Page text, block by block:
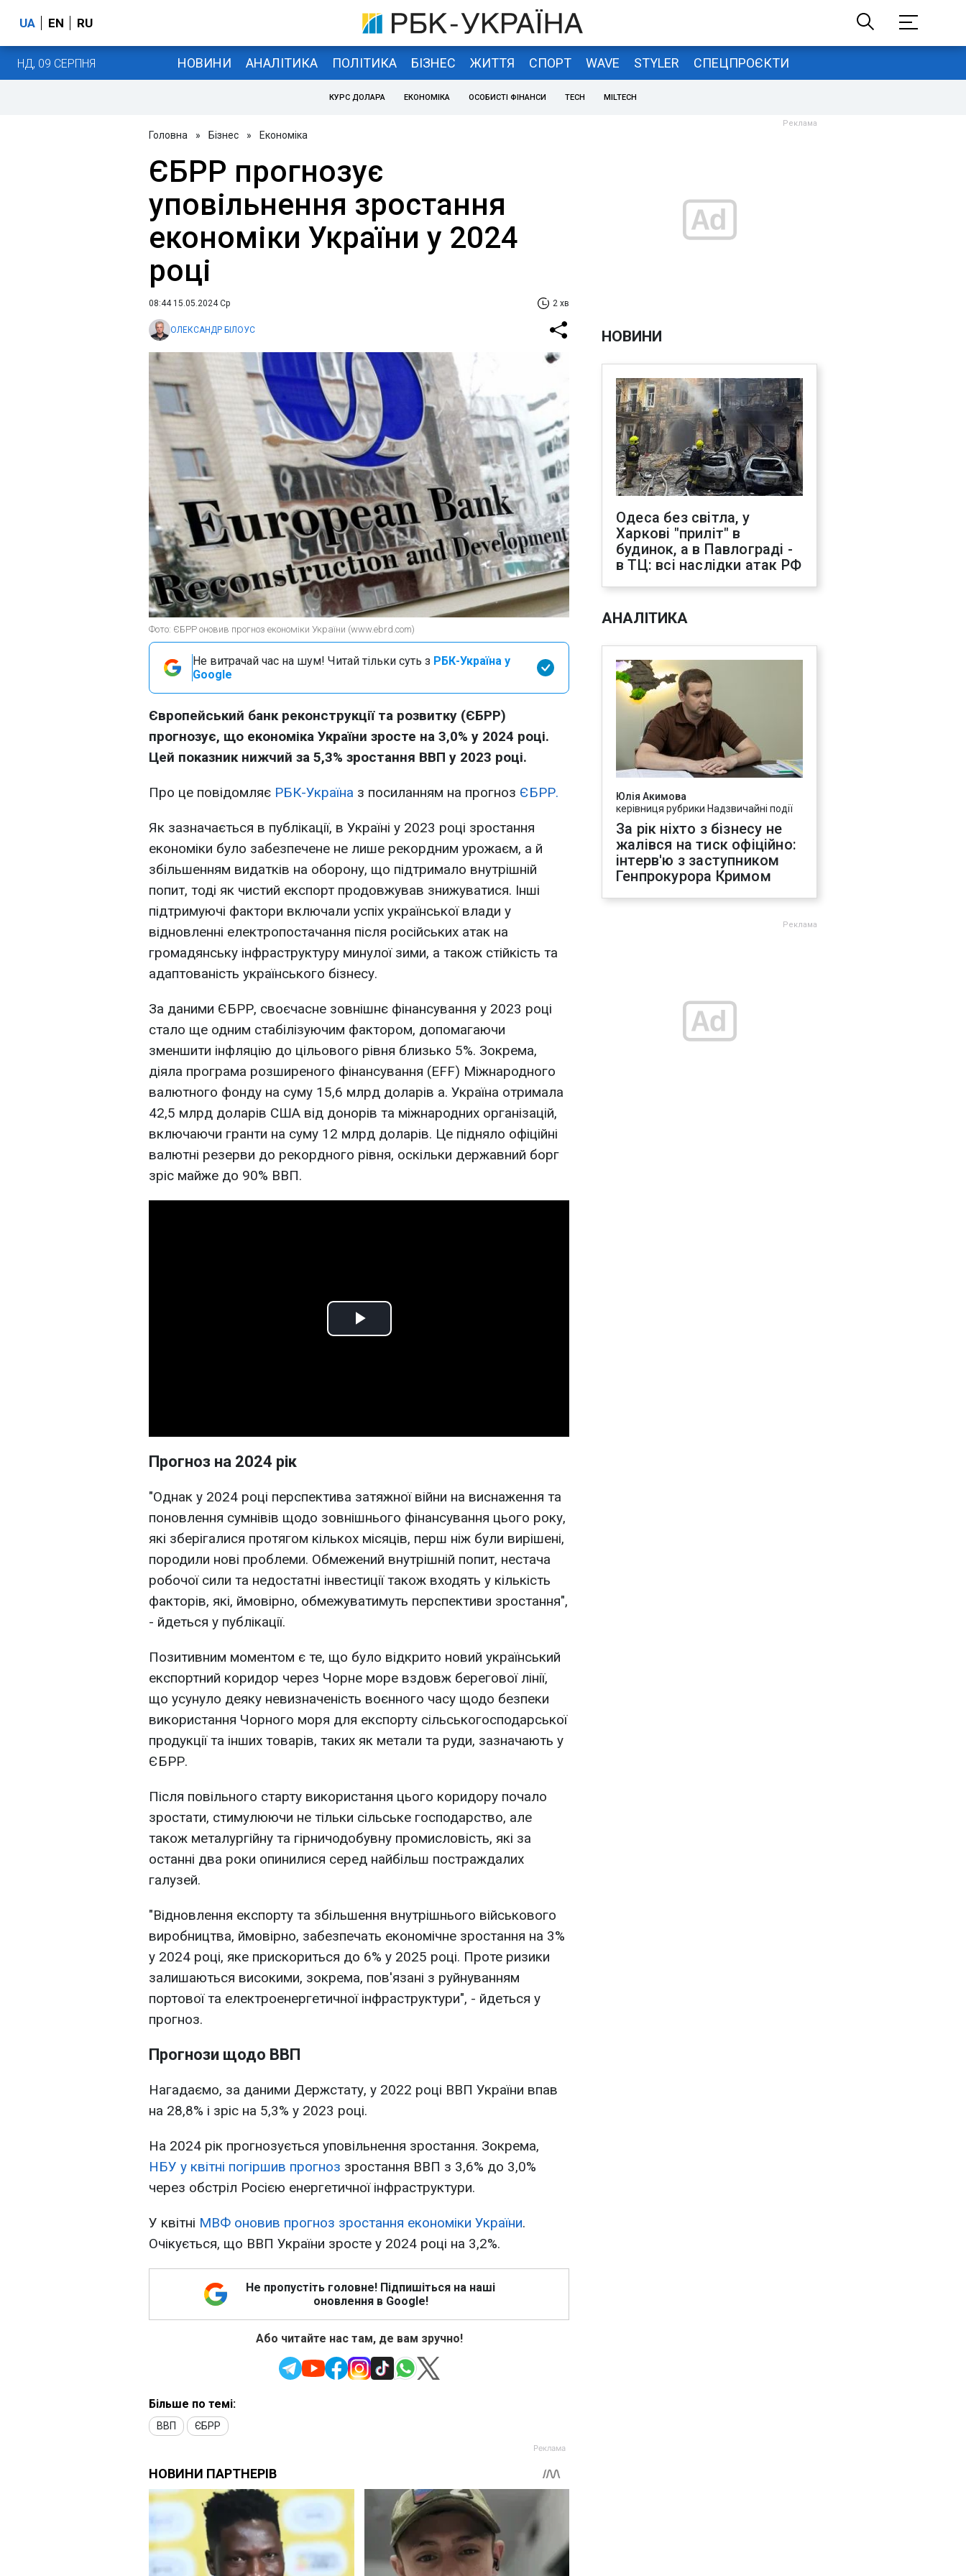
UA EN RU
НД, 09 СЕРПНЯ НОВИНИ АНАЛІТИКА ПОЛІТИКА БІЗНЕС ЖИТТЯ СПОРТ WAVE STYLER СПЕЦПРОЄКТИ
КУРС ДОЛАРА ЕКОНОМІКА ОСОБИСТІ ФІНАНСИ TECH MILTECH
Головна » Бізнес » Економіка
ЄБРР прогнозує
уповільнення зростання
економіки України у 2024
році
08:44 15.05.2024 Ср 2 хв
ОЛЕКСАНДР БІЛОУС
Фото: ЄБРР оновив прогноз економіки України (www.ebrd.com)
Не витрачай час на шум! Читай тільки суть з РБК-Україна у
Google
Європейський банк реконструкції та розвитку (ЄБРР)
прогнозує, що економіка України зросте на 3,0% у 2024 році.
Цей показник нижчий за 5,3% зростання ВВП у 2023 році.
Про це повідомляє РБК-Україна з посиланням на прогноз ЄБРР.
Як зазначається в публікації, в Україні у 2023 році зростання
економіки було забезпечене не лише рекордним урожаєм, а й
збільшенням видатків на оборону, що підтримало внутрішній
попит, тоді як чистий експорт продовжував знижуватися. Інші
підтримуючі фактори включали успіх української влади у
відновленні електропостачання після російських атак на
громадянську інфраструктуру минулої зими, а також стійкість та
адаптованість українського бізнесу.
За даними ЄБРР, своєчасне зовнішнє фінансування у 2023 році
стало ще одним стабілізуючим фактором, допомагаючи
зменшити інфляцію до цільового рівня близько 5%. Зокрема,
діяла програма розширеного фінансування (EFF) Міжнародного
валютного фонду на суму 15,6 млрд доларів а. Україна отримала
42,5 млрд доларів США від донорів та міжнародних організацій,
включаючи гранти на суму 12 млрд доларів. Це підняло офіційні
валютні резерви до рекордного рівня, оскільки державний борг
зріс майже до 90% ВВП.
Play
Прогноз на 2024 рік
"Однак у 2024 році перспектива затяжної війни на виснаження та
поновлення сумнівів щодо зовнішнього фінансування цього року,
які зберігалися протягом кількох місяців, перш ніж були вирішені,
породили нові проблеми. Обмежений внутрішній попит, нестача
робочої сили та недостатні інвестиції також входять у кількість
факторів, які, ймовірно, обмежуватимуть перспективи зростання",
- йдеться у публікації.
Позитивним моментом є те, що було відкрито новий український
експортний коридор через Чорне море вздовж берегової лінії,
що усунуло деяку невизначеність воєнного часу щодо безпеки
використання Чорного моря для експорту сільськогосподарської
продукції та інших товарів, таких як метали та руди, зазначають у
ЄБРР.
Після повільного старту використання цього коридору почало
зростати, стимулюючи не тільки сільське господарство, але
також металургійну та гірничодобувну промисловість, які за
останні два роки опинилися серед найбільш постраждалих
галузей.
"Відновлення експорту та збільшення внутрішнього військового
виробництва, ймовірно, забезпечать економічне зростання на 3%
у 2024 році, яке прискориться до 6% у 2025 році. Проте ризики
залишаються високими, зокрема, пов'язані з руйнуванням
портової та електроенергетичної інфраструктури", - йдеться у
прогноз.
Прогнози щодо ВВП
Нагадаємо, за даними Держстату, у 2022 році ВВП України впав
на 28,8% і зріс на 5,3% у 2023 році.
На 2024 рік прогнозується уповільнення зростання. Зокрема,
НБУ у квітні погіршив прогноз зростання ВВП з 3,6% до 3,0%
через обстріл Росією енергетичної інфраструктури.
У квітні МВФ оновив прогноз зростання економіки України.
Очікується, що ВВП України зросте у 2024 році на 3,2%.
Не пропустіть головне! Підпишіться на наші
оновлення в Google!
Або читайте нас там, де вам зручно!
Більше по темі:
ВВП ЄБРР
НОВИНИ
Одеса без світла, у
Харкові "приліт" в
будинок, а в Павлограді -
в ТЦ: всі наслідки атак РФ
АНАЛІТИКА
Юлія Акимова
керівниця рубрики Надзвичайні події
За рік ніхто з бізнесу не
жалівся на тиск офіційно:
інтерв'ю з заступником
Генпрокурора Кримом